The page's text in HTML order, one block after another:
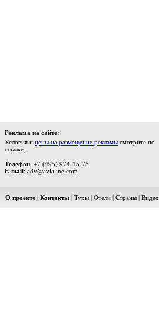
Реклама на сайте:
Условия и цены на размещение рекламы смотрите по
ссылке.
Телефон: +7 (495) 974-15-75
E-mail: adv@avialine.com
О проекте | Контакты | Туры | Отели | Страны | Видео